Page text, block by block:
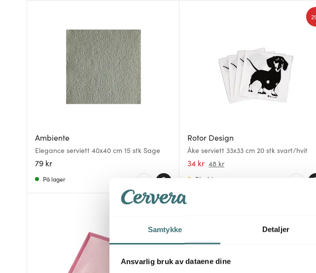
Samtykke Detaljer
Ansvarlig bruk av dataene dine
Ambiente
Elegance serviett 40x40 cm 15 stk Sage
79 kr
På lager
Rotor Design
Åke serviett 33x33 cm 20 stk svart/hvit
34 kr 48 kr
Få på lager